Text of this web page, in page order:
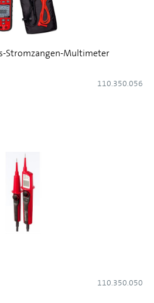
Stromzangen-Multimeter
110.350.056
110.350.050